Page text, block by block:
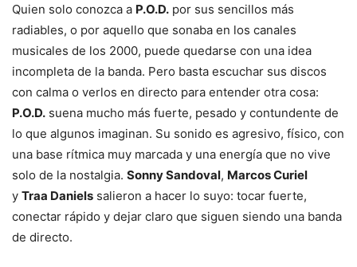
Quien solo conozca a P.O.D. por sus sencillos más
radiables, o por aquello que sonaba en los canales
musicales de los 2000, puede quedarse con una idea
incompleta de la banda. Pero basta escuchar sus discos
con calma o verlos en directo para entender otra cosa:
P.O.D. suena mucho más fuerte, pesado y contundente de
lo que algunos imaginan. Su sonido es agresivo, físico, con
una base rítmica muy marcada y una energía que no vive
solo de la nostalgia. Sonny Sandoval, Marcos Curiel
y Traa Daniels salieron a hacer lo suyo: tocar fuerte,
conectar rápido y dejar claro que siguen siendo una banda
de directo.